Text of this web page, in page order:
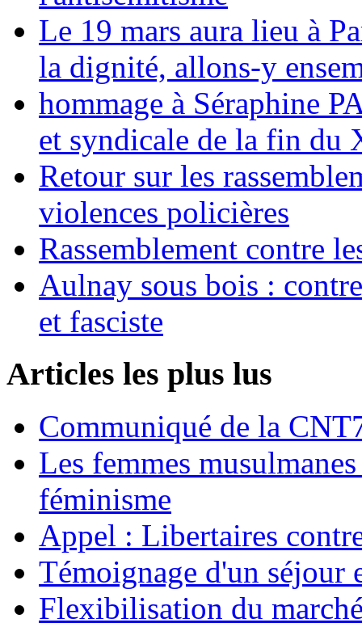
Le 19 mars aura lieu à
la dignité, allons-y
hommage à Séraphine
et syndicale de la fin du
Retour sur les
violences policières
Rassemblement contre
Aulnay sous bois :
et fasciste
Articles les plus lus
Communiqué de la
Les femmes
féminisme
Appel : Libertaires
Témoignage d'un séjour
Flexibilisation du